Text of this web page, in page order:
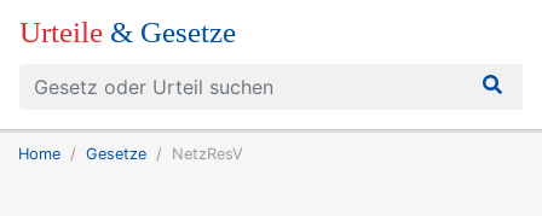
Urteile & Gesetze
Home Gesetze NetzResV